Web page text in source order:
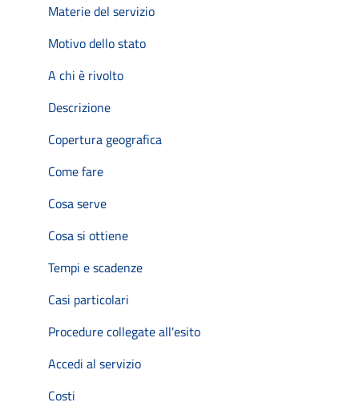
Materie del servizio
Motivo dello stato
A chi è rivolto
Descrizione
Copertura geografica
Come fare
Cosa serve
Cosa si ottiene
Tempi e scadenze
Casi particolari
Procedure collegate all'esito
Accedi al servizio
Costi